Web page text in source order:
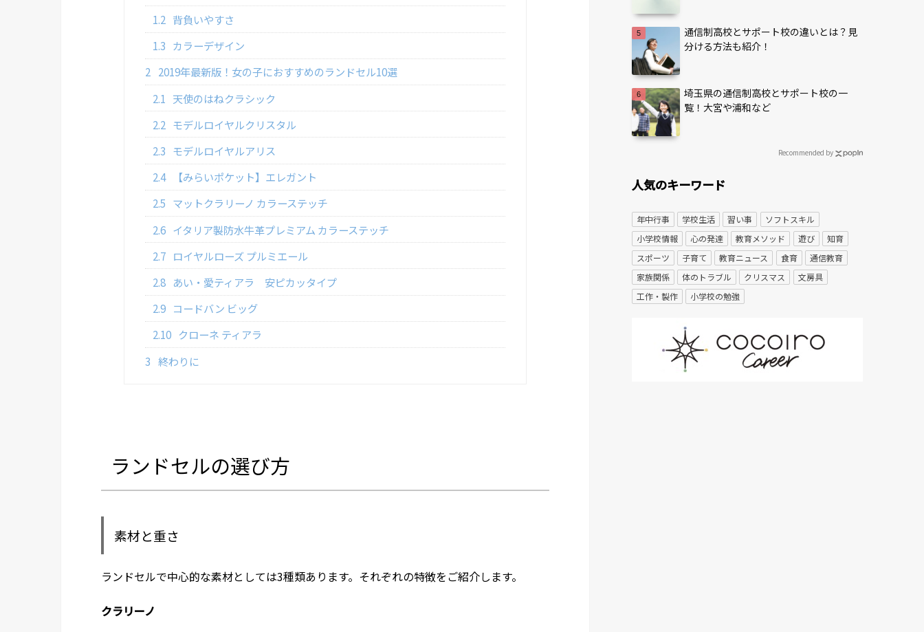
1.2 背負いやすさ
1.3 カラーデザイン
2 2019年最新版！女の子におすすめのランドセル10選
2.1 天使のはねクラシック
2.2 モデルロイヤルクリスタル
2.3 モデルロイヤルアリス
2.4
【みらいポケット】エレガント
2.5 マットクラリーノ カラーステッチ
2.6 イタリア製防水牛革プレミアム カラーステッチ
2.7 ロイヤルローズ プルミエール
2.8 あい・愛ティアラ 安ピカッタイプ
2.9 コードバン ビッグ
2.10 クローネ ティアラ
3 終わりに
ランドセルの選び方
素材と重さ
ランドセルで中心的な素材としては3種類あります。それぞれの特徴をご紹介します。
クラリーノ
通信制高校とサポート校の違いとは？見
分ける方法も紹介！
埼玉県の通信制高校とサポート校の一
覧！大宮や浦和など
Recommended by
人気のキーワード
年中行事 学校生活 習い事
ソフトスキル
小学校情報
心の発達 教育メソッド 遊び
知育
スポーツ
子育て 教育ニュース 食育
通信教育
家族関係
体のトラブル クリスマス
文房具
工作・製作
小学校の勉強